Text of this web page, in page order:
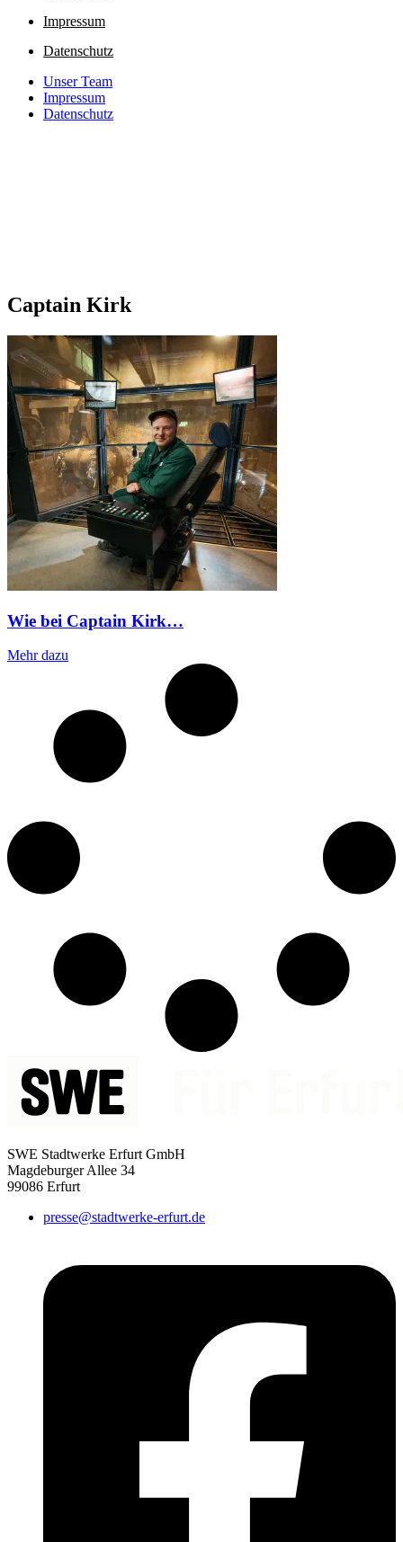
Impressum
Datenschutz
Unser Team
Impressum
Datenschutz
Captain Kirk
Wie bei Captain Kirk…
Mehr dazu
SWE Stadtwerke Erfurt GmbH
Magdeburger Allee 34
99086 Erfurt
presse@stadtwerke-erfurt.de